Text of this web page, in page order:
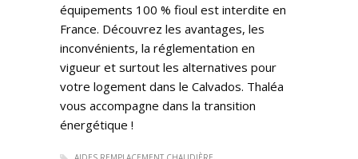
équipements 100 % fioul est interdite en
France. Découvrez les avantages, les
inconvénients, la réglementation en
vigueur et surtout les alternatives pour
votre logement dans le Calvados. Thaléa
vous accompagne dans la transition
énergétique !